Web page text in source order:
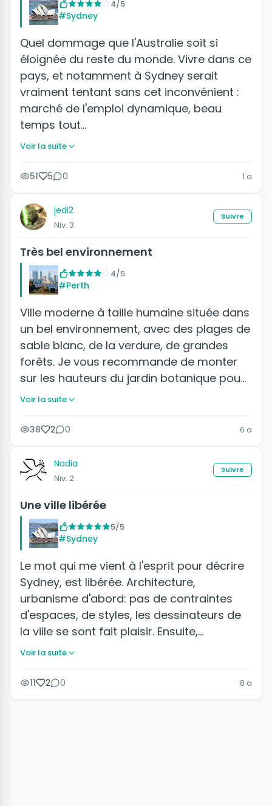
4/5
#Sydney
Quel dommage que l'Australie soit si
éloignée du reste du monde. Vivre dans ce
pays, et notamment à Sydney serait
vraiment tentant sans cet inconvénient :
marché de l'emploi dynamique, beau
temps tout…
Voir la suite
51 5 0 1 a
jedi2
Niv. 3
Suivre
Très bel environnement
4/5
#Perth
Ville moderne à taille humaine située dans
un bel environnement, avec des plages de
sable blanc, de la verdure, de grandes
forêts. Je vous recommande de monter
sur les hauteurs du jardin botanique pou…
Voir la suite
38 2 0 6 a
Nadia
Niv. 2
Suivre
Une ville libérée
5/5
#Sydney
Le mot qui me vient à l'esprit pour décrire
Sydney, est libérée. Architecture,
urbanisme d'abord: pas de contraintes
d'espaces, de styles, les dessinateurs de
la ville se sont fait plaisir. Ensuite,…
Voir la suite
11 2 0 8 a